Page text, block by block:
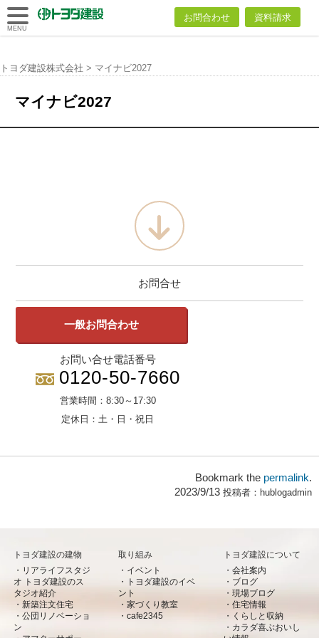
トヨダ建設
お問合わせ 資料請求
MENU
トヨダ建設株式会社 > マイナビ2027
マイナビ2027
お問合せ
一般お問合わせ
お問い合せ電話番号
0120-50-7660
営業時間： 8:30～17:30
定休日：土・日・祝日
Bookmark the permalink.
2023/9/13 投稿者： hublogadmin
トヨダ建設の建物
リアライフスタジ
オ トヨダ建設のス
タジオ紹介
新築注文住宅
公団リノベーショ
ン
取り組み
イベント
トヨダ建設のイベ
ント
家づくり教室
cafe2345
トヨダ建設について
会社案内
ブログ
現場ブログ
住宅情報
くらしと収納
カラダ喜ぶおいし